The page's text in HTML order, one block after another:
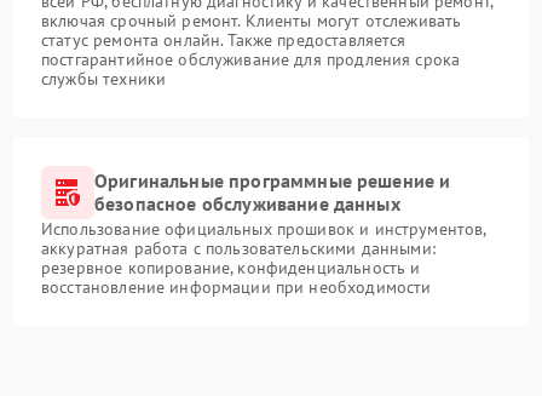
включая срочный ремонт. Клиенты могут отслеживать
статус ремонта онлайн. Также предоставляется
постгарантийное обслуживание для продления срока
службы техники
Оригинальные программные решение и
безопасное обслуживание данных
Использование официальных прошивок и инструментов,
аккуратная работа с пользовательскими данными:
резервное копирование, конфиденциальность и
восстановление информации при необходимости